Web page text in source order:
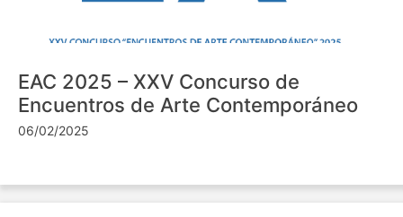
EAC 2025 – XXV Concurso de
Encuentros de Arte Contemporáneo
06/02/2025